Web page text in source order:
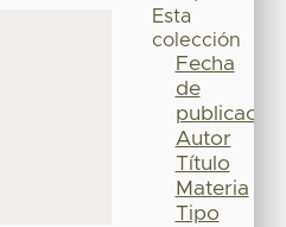
Esta
colección
Fecha
de
publicación
Autor
Título
Materia
Tipo